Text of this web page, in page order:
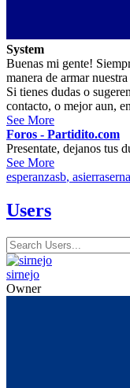
System
Buenas mi gente!
manera de armar
Si tienes dudas o
contacto, o mejor aun,
See More
Foros - Partidito.com
Presentate, dejanos tus
See More
esperanzasb, asierraserna
Users
sirnejo
Owner